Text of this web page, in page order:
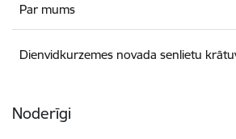
Par mums
Dienvidkurzemes novada senlietu
Noderīgi